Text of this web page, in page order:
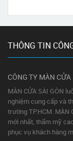
HCM
THÔNG TIN
CÔNG TY MÀN CỬA
MÀN CỬA SÀI GÒN
nghiệm cung cấp và
trường TP.HCM. MÀN
mới nhất, thẩm mỹ
phục vụ khách hàng